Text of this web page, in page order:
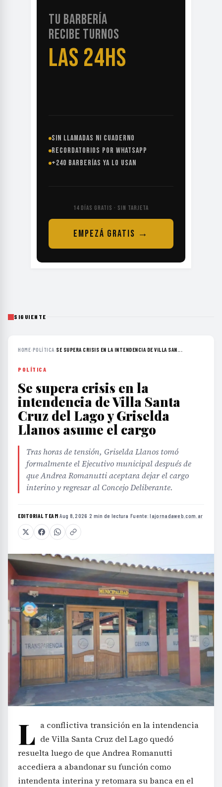
TU BARBERÍA
RECIBE TURNOS
LAS 24HS
SIN LLAMADAS NI CUADERNO
RECORDATORIOS POR WHATSAPP
+240 BARBERÍAS YA LO USAN
14 DÍAS GRATIS · SIN TARJETA
EMPEZÁ GRATIS →
SIGUIENTE
HOME›POLÍTICA›SE SUPERA CRISIS EN LA INTENDENCIA DE VILLA SAN...
POLÍTICA
Se supera crisis en la
intendencia de Villa Santa
Cruz del Lago y Griselda
Llanos asume el cargo
Tras horas de tensión, Griselda Llanos tomó
formalmente el Ejecutivo municipal después de
que Andrea Romanutti aceptara dejar el cargo
interino y regresar al Concejo Deliberante.
EDITORIAL TEAM·Aug 8, 2026 ·2 min de lectura ·Fuente:lajornadaweb.com.ar
L a conflictiva transición en la intendencia
de Villa Santa Cruz del Lago quedó
resuelta luego de que Andrea Romanutti
accediera a abandonar su función como
intendenta interina y retomara su banca en el